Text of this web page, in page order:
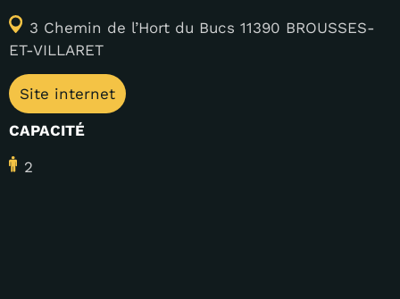
3 Chemin de l’Hort du Bucs 11390 BROUSSES-
ET-VILLARET
Site internet
CAPACITÉ
2